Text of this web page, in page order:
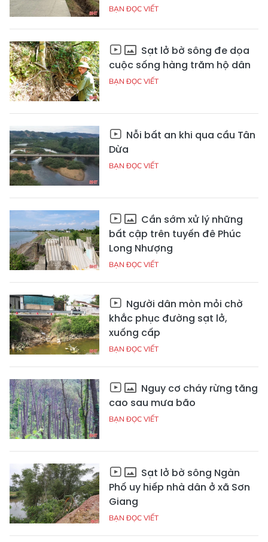
BẠN ĐỌC VIẾT
Sạt lở bờ sông đe dọa
cuộc sống hàng trăm hộ dân
BẠN ĐỌC VIẾT
Nỗi bất an khi qua cầu Tân
Dừa
BẠN ĐỌC VIẾT
Cần sớm xử lý những
bất cập trên tuyến đê Phúc
Long Nhượng
BẠN ĐỌC VIẾT
Người dân mòn mỏi chờ
khắc phục đường sạt lở,
xuống cấp
BẠN ĐỌC VIẾT
Nguy cơ cháy rừng tăng
cao sau mưa bão
BẠN ĐỌC VIẾT
Sạt lở bờ sông Ngàn
Phố uy hiếp nhà dân ở xã Sơn
Giang
BẠN ĐỌC VIẾT